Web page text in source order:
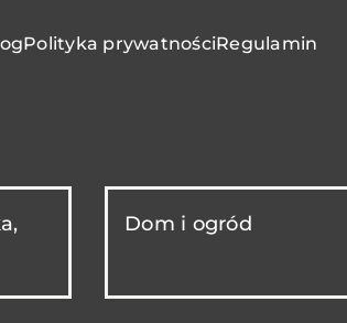
Polityka prywatnościRegulamin
Dom i ogród